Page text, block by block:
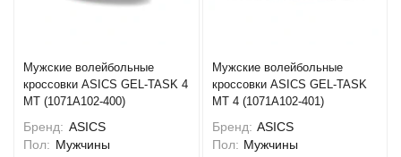
Мужские волейбольные
кроссовки ASICS GEL-TASK 4
MT (1071A102-400)
Бренд: ASICS
Пол: Мужчины
Мужские волейбольные
кроссовки ASICS GEL-TASK
MT 4 (1071A102-401)
Бренд: ASICS
Пол: Мужчины